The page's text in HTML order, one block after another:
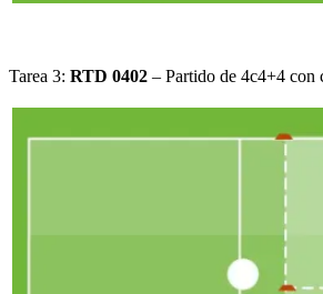
Tarea 3: RTD 0402 – Partido de 4c4+4 con